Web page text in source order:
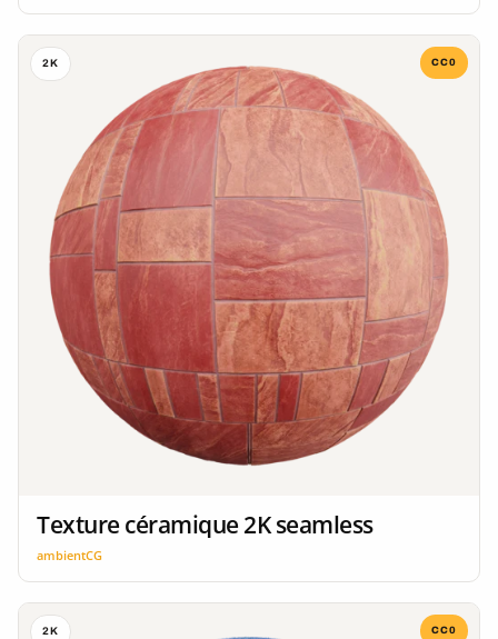
2K CC0
Texture céramique 2K seamless
ambientCG
2K CC0